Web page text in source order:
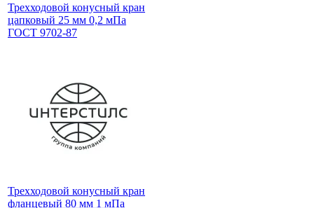
Трехходовой конусный кран
цапковый 25 мм 0,2 мПа
ГОСТ 9702-87
Трехходовой конусный кран
фланцевый 80 мм 1 мПа